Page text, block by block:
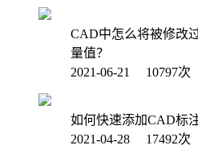
CAD中怎么将被修改
量值？
2021-06-21 10797次
如何快速添加CAD标
2021-04-28 17492次